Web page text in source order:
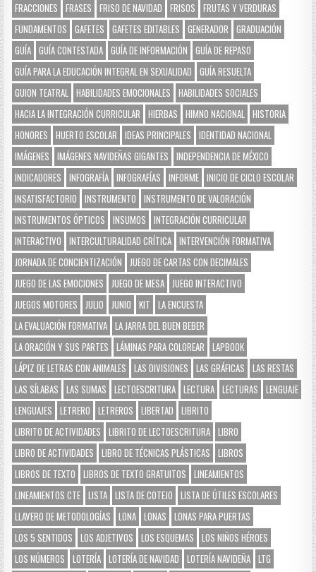
FRACCIONES
FRASES FRISO DE NAVIDAD FRISOS
FRUTAS Y VERDURAS
FUNDAMENTOS
GAFETES GAFETES EDITABLES GENERADOR
GRADUACIÓN
GUÍA GUÍA CONTESTADA GUÍA DE INFORMACIÓN
GUÍA DE REPASO
GUÍA PARA LA EDUCACIÓN INTEGRAL EN SEXUALIDAD
GUÍA RESUELTA
GUION TEATRAL HABILIDADES EMOCIONALES
HABILIDADES SOCIALES
HACIA LA INTEGRACIÓN CURRICULAR
HIERBAS HIMNO NACIONAL HISTORIA
HONORES
HUERTO ESCOLAR IDEAS PRINCIPALES
IDENTIDAD NACIONAL
IMÁGENES
IMÁGENES NAVIDEÑAS GIGANTES
INDEPENDENCIA DE MÉXICO
INDICADORES
INFOGRAFÍA INFOGRAFÍAS INFORME INICIO DE CICLO ESCOLAR
INSATISFACTORIO
INSTRUMENTO
INSTRUMENTO DE VALORACIÓN
INSTRUMENTOS ÓPTICOS
INSUMOS
INTEGRACIÓN CURRICULAR
INTERACTIVO
INTERCULTURALIDAD CRÍTICA INTERVENCIÓN FORMATIVA
JORNADA DE CONCIENTIZACIÓN
JUEGO DE CARTAS CON DECIMALES
JUEGO DE LAS EMOCIONES
JUEGO DE MESA JUEGO INTERACTIVO
JUEGOS MOTORES
JULIO JUNIO KIT
LA ENCUESTA
LA EVALUACIÓN FORMATIVA LA JARRA DEL BUEN BEBER
LA ORACIÓN Y SUS PARTES
LÁMINAS PARA COLOREAR
LAPBOOK
LÁPIZ DE LETRAS CON ANIMALES
LAS DIVISIONES LAS GRÁFICAS
LAS RESTAS
LAS SÍLABAS
LAS SUMAS LECTOESCRITURA LECTURA LECTURAS
LENGUAJE
LENGUAJES
LETRERO LETREROS LIBERTAD
LIBRITO
LIBRITO DE ACTIVIDADES
LIBRITO DE LECTOESCRITURA LIBRO
LIBRO DE ACTIVIDADES
LIBRO DE TÉCNICAS PLÁSTICAS
LIBROS
LIBROS DE TEXTO
LIBROS DE TEXTO GRATUITOS
LINEAMIENTOS
LINEAMIENTOS CTE LISTA LISTA DE COTEJO
LISTA DE ÚTILES ESCOLARES
LLAVERO DE METODOLOGÍAS
LONA LONAS
LONAS PARA PUERTAS
LOS 5 SENTIDOS
LOS ADJETIVOS LOS ESQUEMAS
LOS NIÑOS HÉROES
LOS NÚMEROS
LOTERÍA LOTERÍA DE NAVIDAD LOTERÍA NAVIDEÑA LTG